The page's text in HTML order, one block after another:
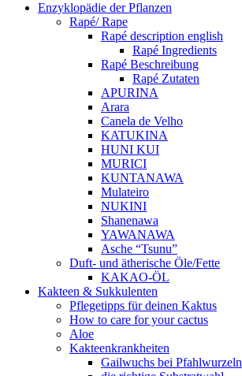
Enzyklopädie der Pflanzen
Rapé/ Rape
Rapé description english
Rapé Ingredients
Rapé Beschreibung
Rapé Zutaten
APURINA
Arara
Canela de Velho
KATUKINA
HUNI KUI
MURICI
KUNTANAWA
Mulateiro
NUKINI
Shanenawa
YAWANAWA
Asche “Tsunu”
Duft- und ätherische Öle/Fette
KAKAO-ÖL
Kakteen & Sukkulenten
Pflegetipps für deinen Kaktus
How to care for your cactus
Aloe
Kakteenkrankheiten
Gailwuchs bei Pfahlwurzeln